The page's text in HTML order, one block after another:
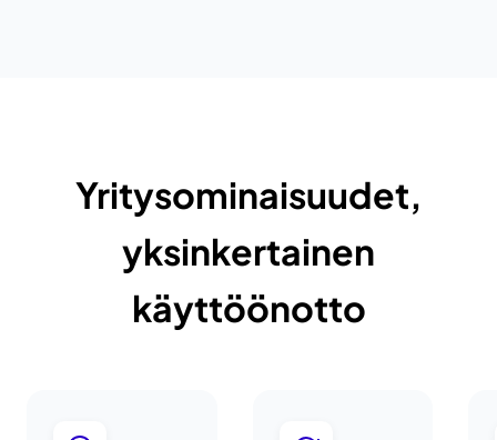
Yritysominaisuudet,
yksinkertainen
käyttöönotto